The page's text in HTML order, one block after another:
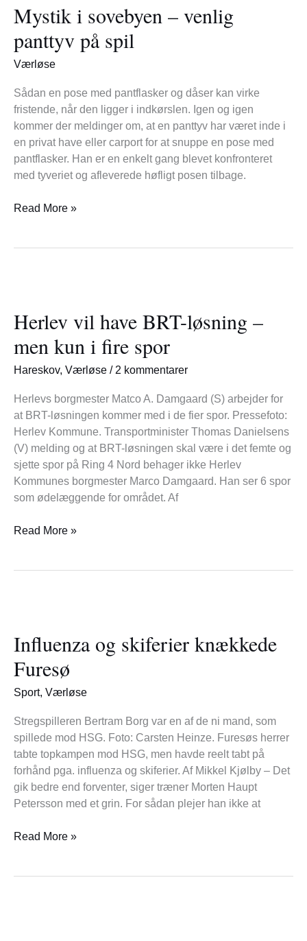
Mystik i sovebyen – venlig
panttyv på spil
Værløse
Sådan en pose med pantflasker og dåser kan virke
fristende, når den ligger i indkørslen. Igen og igen
kommer der meldinger om, at en panttyv har været inde i
en privat have eller carport for at snuppe en pose med
pantflasker. Han er en enkelt gang blevet konfronteret
med tyveriet og afleverede høfligt posen tilbage.
sovebyen
–
venlig
panttyv
spil
Read More »
Herlev vil have BRT-løsning –
men kun i fire spor
Hareskov, Værløse / 2 kommentarer
Herlevs borgmester Matco A. Damgaard (S) arbejder for
at BRT-løsningen kommer med i de fier spor. Pressefoto:
Herlev Kommune. Transportminister Thomas Danielsens
(V) melding og at BRT-løsningen skal være i det femte og
sjette spor på Ring 4 Nord behager ikke Herlev
Kommunes borgmester Marco Damgaard. Han ser 6 spor
som ødelæggende for området. Af
have
BRT-
løsning
–
kun
i
fire
spor
Read More »
Influenza og skiferier knækkede
Furesø
Sport, Værløse
Stregspilleren Bertram Borg var en af de ni mand, som
spillede mod HSG. Foto: Carsten Heinze. Furesøs herrer
tabte topkampen mod HSG, men havde reelt tabt på
forhånd pga. influenza og skiferier. Af Mikkel Kjølby – Det
gik bedre end forventer, siger træner Morten Haupt
Petersson med et grin. For sådan plejer han ikke at
skiferier
knækkede
Furesø
Read More »